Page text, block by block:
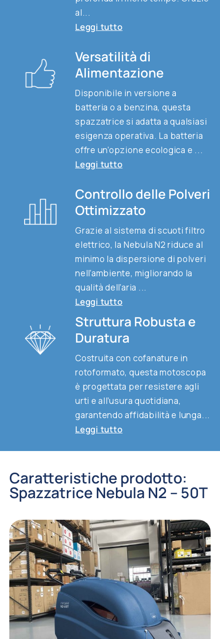
al...
Leggi tutto
Versatilità di
Alimentazione
Disponibile in versione a
batteria o a benzina, questa
spazzatrice si adatta a qualsiasi
esigenza operativa. La batteria
offre un’opzione ecologica e ...
Leggi tutto
Controllo delle Polveri
Ottimizzato
Grazie al sistema di scuoti filtro
elettrico, la Nebula N2 riduce al
minimo la dispersione di polveri
nell’ambiente, migliorando la
qualità dell’aria ...
Leggi tutto
Struttura Robusta e
Duratura
Costruita con cofanature in
rotoformato, questa motoscopa
è progettata per resistere agli
urti e all’usura quotidiana,
garantendo affidabilità e lunga...
Leggi tutto
Caratteristiche prodotto:
Spazzatrice Nebula N2 – 50T